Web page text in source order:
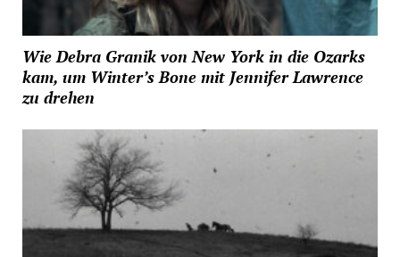
Wie Debra Granik von New York in die Ozarks
kam, um Winter’s Bone mit Jennifer Lawrence
zu drehen